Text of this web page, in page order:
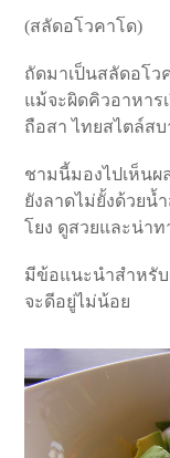
(สลัดอโวคาโด)
ถัดมาเป็นสลัดอโว
แม้จะผิดคิวอาหาร
ถือสา ไทยสไตล์ส
ชามนี้มองไปเห็นผ
ยังลาดไม่ยั้งด้วยน้
โยง ดูสวยและน่า
มีข้อแนะนำสำหรั
จะดีอยู่ไม่น้อย